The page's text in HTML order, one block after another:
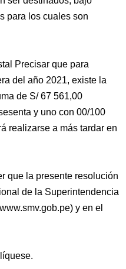
para los cuales son
Precisar que para
del año 2021, existe la
de S/ 67 561,00
y uno con 00/100
realizarse a más tardar en
que la presente resolución
de la Superintendencia
y en el